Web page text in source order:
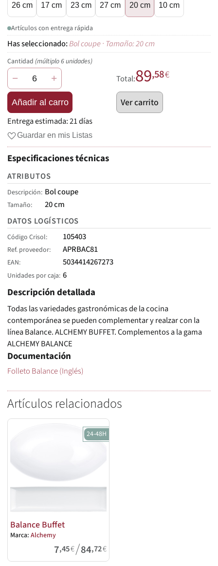
26 cm 17 cm 23 cm 27 cm 20 cm 10 cm
Artículos con entrega rápida
Bol coupe · Tamaño: 20 cm
Cantidad (múltiplo 6 unidades)
− +
Añadir al carro
Total:89,58€
Ver carrito
Entrega estimada:21 días
Guardar en mis Listas
Especificaciones técnicas
ATRIBUTOS
Descripción Bol coupe
Tamaño
20 cm
DATOS LOGÍSTICOS
Código Crisol 105403
Ref. proveedor APRBAC81
EAN 5034414267273
Unidades por caja 6
Descripción detallada
Todas las variedades gastronómicas de la cocina
contemporánea se pueden complementar y realzar con la
línea Balance. ALCHEMY BUFFET. Complementos a la gama
ALCHEMY BALANCE
Documentación
Folleto Balance (Inglés)
Artículos relacionados
24-48H
Balance Buffet
Marca: Alchemy
7,45€/84,72€